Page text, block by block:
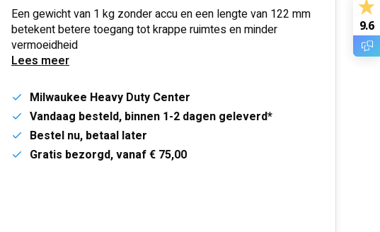
Een gewicht van 1 kg zonder accu en een lengte van 122 mm
betekent betere toegang tot krappe ruimtes en minder
vermoeidheid
Lees meer
Milwaukee Heavy Duty Center
Vandaag besteld, binnen 1-2 dagen geleverd*
Bestel nu, betaal later
Gratis bezorgd, vanaf € 75,00
9.6